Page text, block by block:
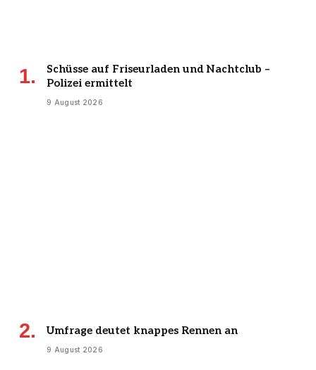
Schüsse auf Friseurladen und Nachtclub –
Polizei ermittelt
9 August 2026
Umfrage deutet knappes Rennen an
9 August 2026